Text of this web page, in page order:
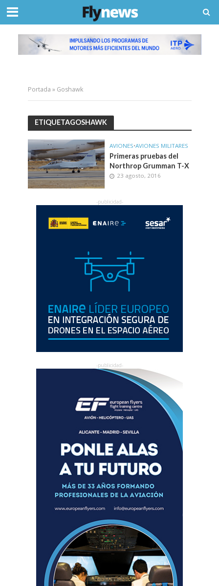
Portada » Goshawk
ETIQUETAGOSHAWK
AVIONES•AVIONES MILITARES
Primeras pruebas del
Northrop Grumman T-X
23 agosto, 2016